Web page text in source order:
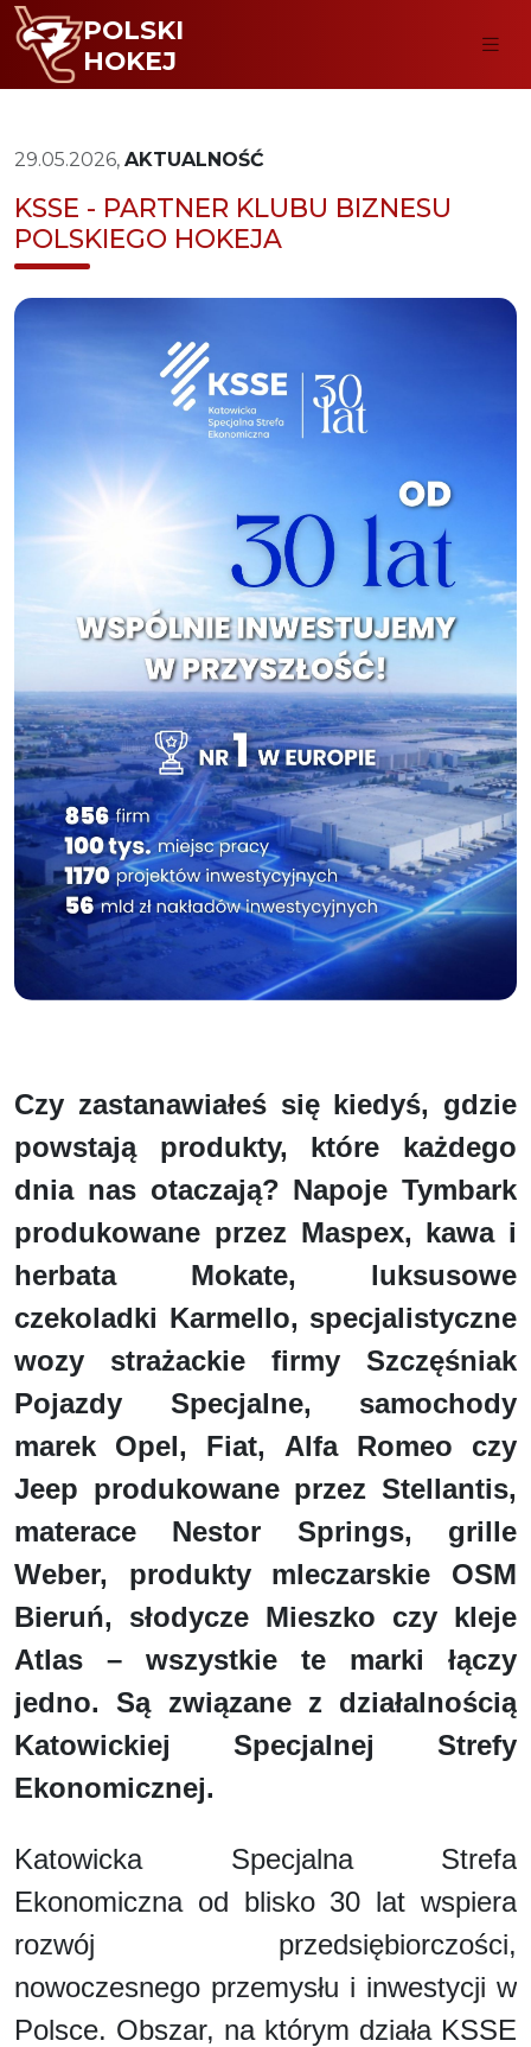
POLSKI
HOKEJ
29.05.2026, AKTUALNOŚĆ
KSSE - PARTNER KLUBU BIZNESU
POLSKIEGO HOKEJA
Czy zastanawiałeś się kiedyś, gdzie
powstają produkty, które każdego
dnia nas otaczają? Napoje Tymbark
produkowane przez Maspex, kawa i
herbata Mokate, luksusowe
czekoladki Karmello, specjalistyczne
wozy strażackie firmy Szczęśniak
Pojazdy Specjalne, samochody
marek Opel, Fiat, Alfa Romeo czy
Jeep produkowane przez Stellantis,
materace Nestor Springs, grille
Weber, produkty mleczarskie OSM
Bieruń, słodycze Mieszko czy kleje
Atlas – wszystkie te marki łączy
jedno. Są związane z działalnością
Katowickiej Specjalnej Strefy
Ekonomicznej.
Katowicka Specjalna Strefa
Ekonomiczna od blisko 30 lat wspiera
rozwój przedsiębiorczości,
nowoczesnego przemysłu i inwestycji w
Polsce. Obszar, na którym działa KSSE